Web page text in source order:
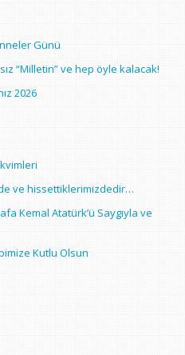
Günü
“Milletin” ve hep öyle kalacak!
2026
ve hissettiklerimizdedir…
Kemal Atatürk’ü Saygıyla ve
Kutlu Olsun